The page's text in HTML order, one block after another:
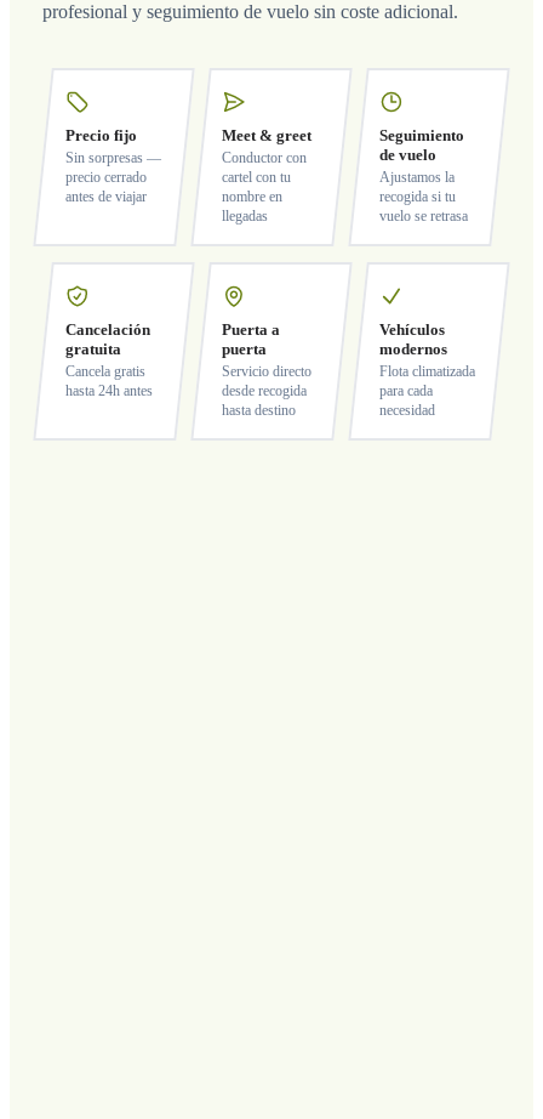
profesional y seguimiento de vuelo sin coste adicional.
Precio fijo
Sin sorpresas —
precio cerrado
antes de viajar
Meet & greet
Conductor con
cartel con tu
nombre en
llegadas
Seguimiento
de vuelo
Ajustamos la
recogida si tu
vuelo se retrasa
Cancelación
gratuita
Cancela gratis
hasta 24h antes
Puerta a
puerta
Servicio directo
desde recogida
hasta destino
Vehículos
modernos
Flota climatizada
para cada
necesidad